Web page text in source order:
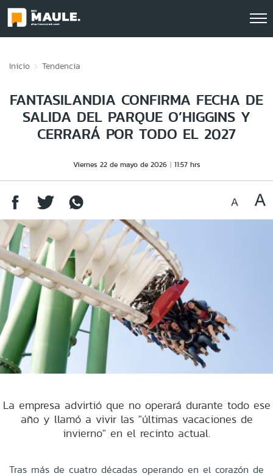
Inicio Tendencia
FANTASILANDIA CONFIRMA FECHA DE
SALIDA DEL PARQUE O’HIGGINS Y
CERRARÁ POR TODO EL 2027
Viernes 22 de mayo de 2026 11:57 hrs
La empresa advirtió que no operará durante todo ese
año y llamó a vivir las "últimas vacaciones de
invierno" en el recinto actual.
Tras más de cuatro décadas operando en el corazón de